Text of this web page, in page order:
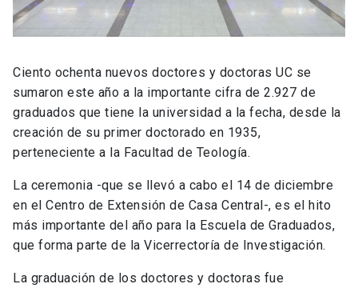
Ciento ochenta nuevos doctores y doctoras UC se
sumaron este año a la importante cifra de 2.927 de
graduados que tiene la universidad a la fecha, desde la
creación de su primer doctorado en 1935,
perteneciente a la Facultad de Teología.
La ceremonia -que se llevó a cabo el 14 de diciembre
en el Centro de Extensión de Casa Central-, es el hito
más importante del año para la Escuela de Graduados,
que forma parte de la Vicerrectoría de Investigación.
La graduación de los doctores y doctoras fue